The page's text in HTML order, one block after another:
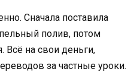
Сначала поставила
полив, потом
Всё на свои деньги,
за частные уроки.